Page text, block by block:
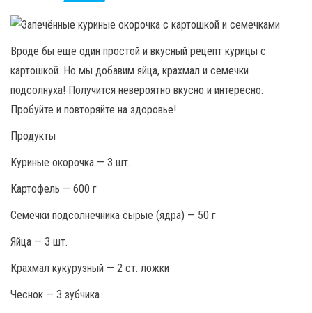
Вроде бы еще один простой и вкусный рецепт курицы с
картошкой. Но мы добавим яйца, крахмал и семечки
подсолнуха! Получится невероятно вкусно и интересно.
Пробуйте и повторяйте на здоровье!
Продукты
Куриные окорочка — 3 шт.
Картофель — 600 г
Семечки подсолнечника сырые (ядра) — 50 г
Яйца — 3 шт.
Крахмал кукурузный — 2 ст. ложки
Чеснок — 3 зубчика